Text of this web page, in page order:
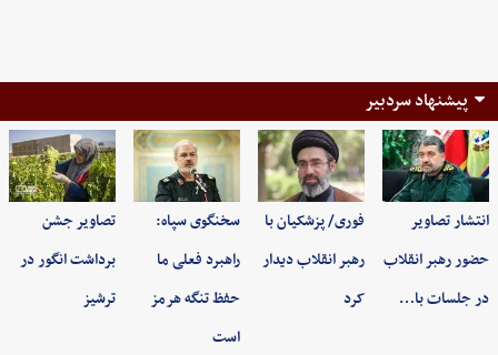
پیشنهاد سردبیر
انتشار تصاویر
حضور رهبر انقلاب
در جلسات با…
فوری/ پزشکیان با
رهبر انقلاب دیدار
کرد
سخنگوی سپاه:
راهبرد فعلی ما
حفظ تنگه هرمز
است
تصاویر جشن
برداشت انگور در
ترشیز